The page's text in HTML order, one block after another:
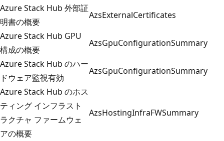
Azure Stack Hub 外部証
明書の概要
AzsExternalCertificates
Azure Stack Hub GPU
構成の概要
AzsGpuConfigurationSummary
Azure Stack Hub のハー
ドウェア監視有効
AzsGpuConfigurationSummary
Azure Stack Hub のホス
ティング インフラスト
ラクチャ ファームウェ
アの概要
AzsHostingInfraFWSummary